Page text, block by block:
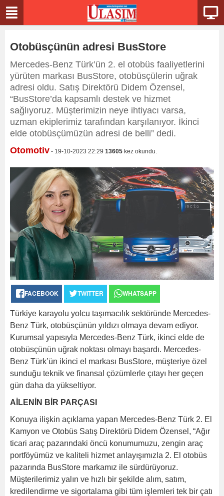
Otobüsçünün adresi BusStore
Mercedes-Benz Türk’ün 2. el otobüs faaliyetlerini
yürüten markası BusStore, otobüsçülerin uğrak
adresi oldu. Satış Direktörü Didem Özensel,
“BusStore’da kapsamlı destek ve hizmet
sağlıyoruz. Müşterimizin neye ihtiyacı varsa,
uzman ekiplerimiz tarafından karşılanıyor. İkinci
elde otobüsçümüzün adresi de belli” dedi.
Otomotiv - 19-10-2023 22:29 13605 kez okundu.
FACEBOOK TWITTER WHATSAPP
Türkiye karayolu yolcu taşımacılık sektöründe Mercedes-
Benz Türk, otobüsçünün yıldızı olmaya devam ediyor.
Kurumsal yapısıyla Mercedes-Benz Türk, ikinci elde de
otobüsçünün uğrak noktası olmayı başardı. Mercedes-
Benz Türk’ün ikinci el markası BusStore, müşteriye özel
sunduğu teknik ve finansal çözümlerle çıtayı her geçen
gün daha da yükseltiyor.
AİLENİN BİR PARÇASI
Konuya ilişkin açıklama yapan Mercedes-Benz Türk 2. El
Kamyon ve Otobüs Satış Direktörü Didem Özensel, “Ağır
ticari araç pazarındaki öncü konumumuzu, zengin araç
portföyümüz ve kaliteli hizmet anlayışımızla 2. El otobüs
pazarında BusStore markamız ile sürdürüyoruz.
Müşterilerimiz yalın ve hızlı bir şekilde alım, satım,
kredilendirme ve sigortalama gibi tüm işlemleri tek bir çatı